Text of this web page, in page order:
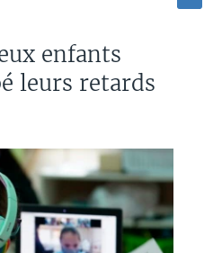
enfants
leurs retards